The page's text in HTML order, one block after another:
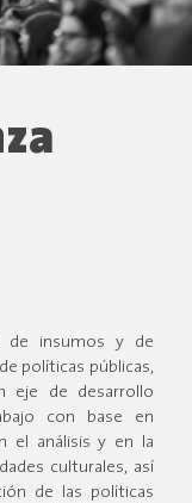
de insumos y de
políticas públicas,
eje de desarrollo
con base en
el análisis y en la
culturales, así
de las políticas